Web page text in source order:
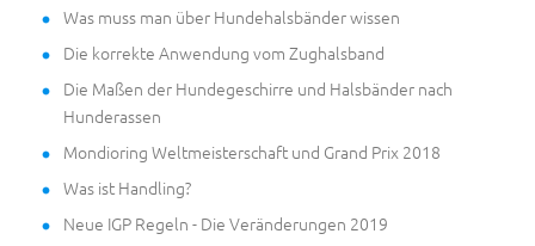
Was muss man über Hundehalsbänder wissen
Die korrekte Anwendung vom Zughalsband
Die Maßen der Hundegeschirre und Halsbänder nach
Hunderassen
Mondioring Weltmeisterschaft und Grand Prix 2018
Was ist Handling?
Neue IGP Regeln - Die Veränderungen 2019